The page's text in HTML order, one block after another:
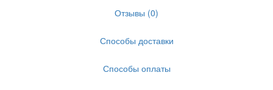
Отзывы (0)
Способы доставки
Способы оплаты